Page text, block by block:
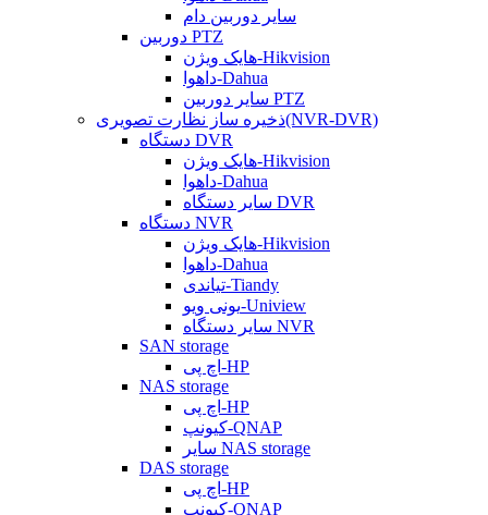
سایر دوربین دام
دوربین PTZ
هایک ویژن-Hikvision
داهوا-Dahua
سایر دوربین PTZ
ذخیره ساز نظارت تصویری(NVR-DVR)
دستگاه DVR
هایک ویژن-Hikvision
داهوا-Dahua
سایر دستگاه DVR
دستگاه NVR
هایک ویژن-Hikvision
داهوا-Dahua
تیاندی-Tiandy
یونی ویو-Uniview
سایر دستگاه NVR
SAN storage
اچ پی-HP
NAS storage
اچ پی-HP
کیونپ-QNAP
سایر NAS storage
DAS storage
اچ پی-HP
کیونپ-QNAP